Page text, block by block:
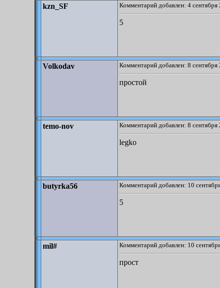
kzn_SF Комментарий добавлен: 4
5
Volkodav Комментарий добавлен: 8
простой
temo-nov Комментарий добавлен: 8
legko
butyrka56 Комментарий добавлен: 10
5
mil# Комментарий добавлен: 10
прост